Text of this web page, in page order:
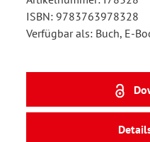
ISBN: 9783763978328
Verfügbar als: Buch, E-